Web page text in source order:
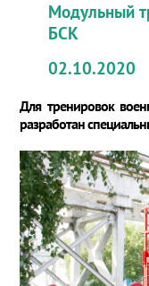
Модульный
БСК
02.10.2020
Для тренировок
разработан